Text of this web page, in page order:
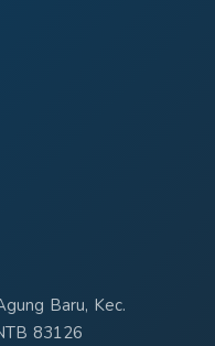
Baru, Kec.
83126